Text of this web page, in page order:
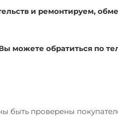
и ремонтируем,
можете обратиться по
быть проверены